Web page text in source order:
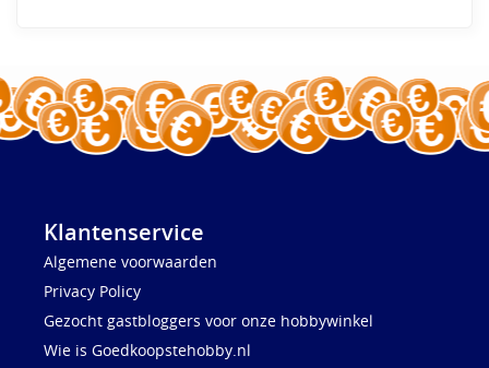
Klantenservice
Algemene voorwaarden
Privacy Policy
Gezocht gastbloggers voor onze hobbywinkel
Wie is Goedkoopstehobby.nl